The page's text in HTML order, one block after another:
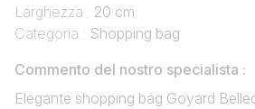
Larghezza : 20 cm
Categoria : Shopping bag
Commento del nostro specialista :
Elegante shopping bag Goyard